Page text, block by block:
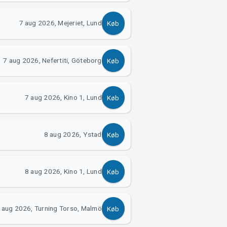
7 aug 2026, Mejeriet, Lund Køb
7 aug 2026, Nefertiti, Göteborg Køb
7 aug 2026, Kino 1, Lund Køb
8 aug 2026, Ystad Køb
8 aug 2026, Kino 1, Lund Køb
2026, Turning Torso, Malmö Køb